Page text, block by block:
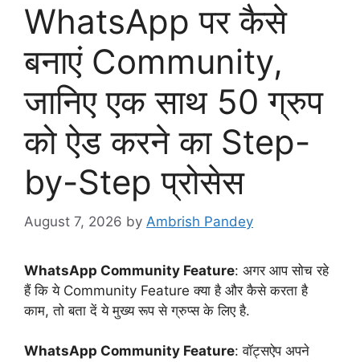
WhatsApp पर कैसे
बनाएं Community,
जानिए एक साथ 50 ग्रुप
को ऐड करने का Step-
by-Step प्रोसेस
August 7, 2026 by Ambrish Pandey
WhatsApp Community Feature: अगर आप सोच रहे
हैं कि ये Community Feature क्या है और कैसे करता है
काम, तो बता दें ये मुख्य रूप से ग्रुप्स के लिए है.
WhatsApp Community Feature: वॉट्सऐप अपने